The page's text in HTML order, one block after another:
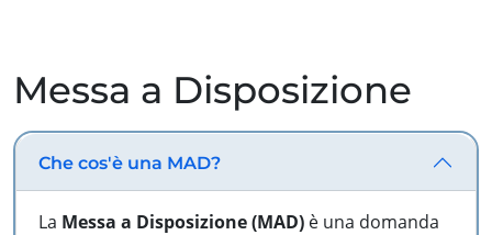
Messa a Disposizione
Che cos'è una MAD?
La Messa a Disposizione (MAD) è una domanda